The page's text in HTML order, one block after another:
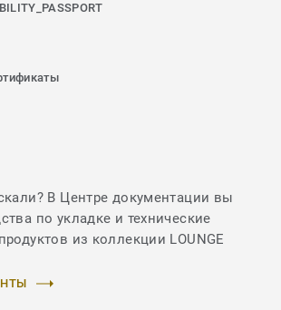
В Центре документации вы
по укладке и технические
из коллекции LOUNGE